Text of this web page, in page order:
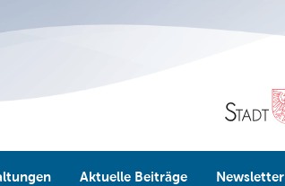
Aktuelle Beiträge Newsletter